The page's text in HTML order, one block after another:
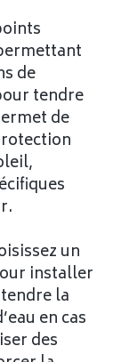
de
tendre
de
un
installer
la
en cas
des